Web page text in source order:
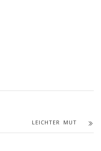
LEICHTER MUT